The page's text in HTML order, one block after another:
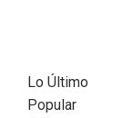
Lo Último
Popular